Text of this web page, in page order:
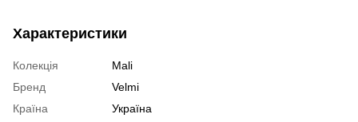
Характеристики
Колекція
Mali
Бренд
Velmi
Країна
Україна